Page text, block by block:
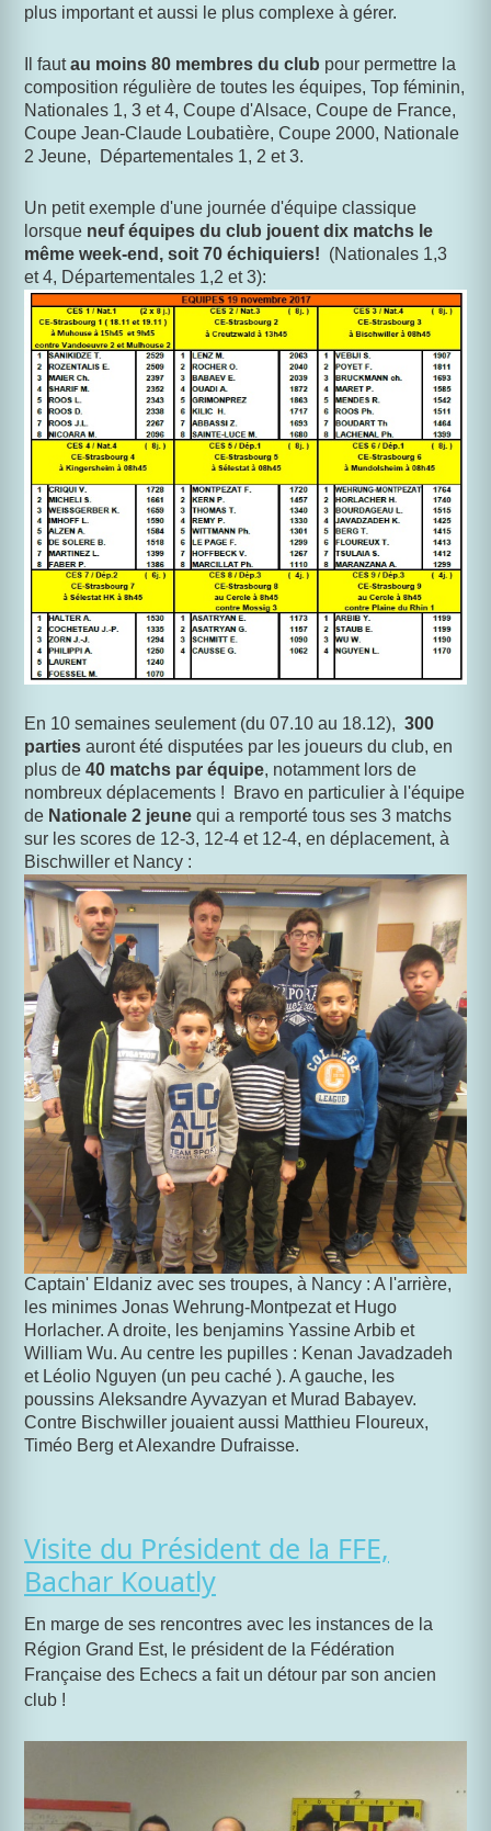
plus important et aussi le plus complexe à gérer.
Il fautau moins 80 membres du club pour permettre la
composition régulière de toutes les équipes, Top féminin,
Nationales 1, 3 et 4, Coupe d'Alsace, Coupe de France,
Coupe Jean-Claude Loubatière, Coupe 2000, Nationale
2 Jeune, Départementales 1, 2 et 3.
Un petit exemple d'une journée d'équipe classique
lorsque neuf équipes du club jouent dix matchs le
même week-end, soit 70 échiquiers! (Nationales 1,3
et 4, Départementales 1,2 et 3):
En 10 semaines seulement (du 07.10 au 18.12), 300
parties auront été disputées par les joueurs du club, en
plus de 40 matchs par équipe, notamment lors de
nombreux déplacements !
Bravo en particulier à l'équipe
de Nationale 2 jeune qui a remporté tous ses 3 matchs
sur les scores de 12-3, 12-4 et 12-4, en déplacement, à
Bischwiller et Nancy :
Captain' Eldaniz avec ses troupes, à Nancy : A l'arrière,
les minimes Jonas Wehrung-Montpezat et Hugo
Horlacher. A droite, les benjamins Yassine Arbib et
William Wu. Au centre les pupilles : Kenan Javadzadeh
et Léolio Nguyen (un peu caché ). A gauche, les
poussins Aleksandre Ayvazyan et Murad Babayev.
Contre Bischwiller jouaient aussi Matthieu Floureux,
Timéo Berg et Alexandre Dufraisse.
Visite du Président de la FFE,
Bachar Kouatly
En marge de ses rencontres avec les instances de la
Région Grand Est, le président de la Fédération
Française des Echecs a fait un détour par son ancien
club !